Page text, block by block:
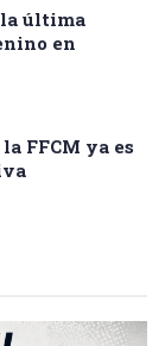
la última
en
FFCM ya es